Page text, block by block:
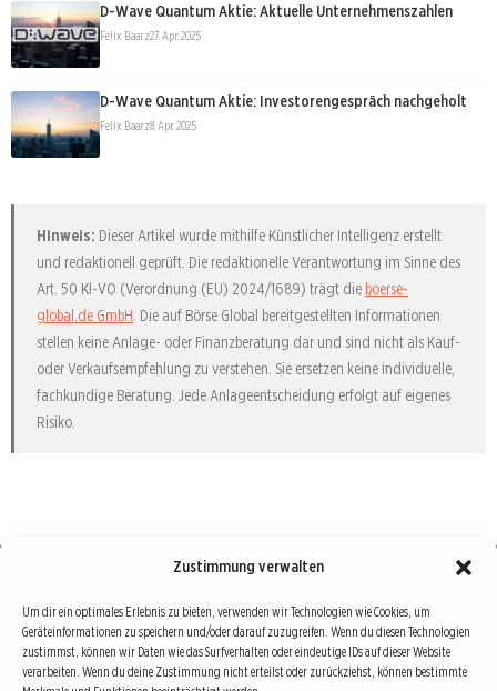
Zustimmung verwalten
Um dir ein optimales Erlebnis zu bieten, verwenden wir Technologien wie Cookies, um
Geräteinformationen zu speichern und/oder darauf zuzugreifen. Wenn du diesen Technologien
zustimmst, können wir Daten wie das Surfverhalten oder eindeutige IDs auf dieser Website
verarbeiten. Wenn du deine Zustimmung nicht erteilst oder zurückziehst, können bestimmte
D-Wave Quantum Aktie: Aktuelle Unternehmenszahlen
Felix Baarz27. Apr. 2025
D-Wave Quantum Aktie: Investorengespräch nachgeholt
Felix Baarz8. Apr. 2025
Hinweis: Dieser Artikel wurde mithilfe Künstlicher Intelligenz erstellt
und redaktionell geprüft. Die redaktionelle Verantwortung im Sinne des
Art. 50 KI-VO (Verordnung (EU) 2024/1689) trägt die boerse-
global.de GmbH. Die auf Börse Global bereitgestellten Informationen
stellen keine Anlage- oder Finanzberatung dar und sind nicht als Kauf-
oder Verkaufsempfehlung zu verstehen. Sie ersetzen keine individuelle,
fachkundige Beratung. Jede Anlageentscheidung erfolgt auf eigenes
Risiko.
Börse : lokal, international, global
Erfolgreiche Börsengeschäfte bedingen vor allem drei Dinge: Verlässliche Informationen,
richtige Interpretationen und unabhängige Informationsquellen. Diese drei Bausteine sind